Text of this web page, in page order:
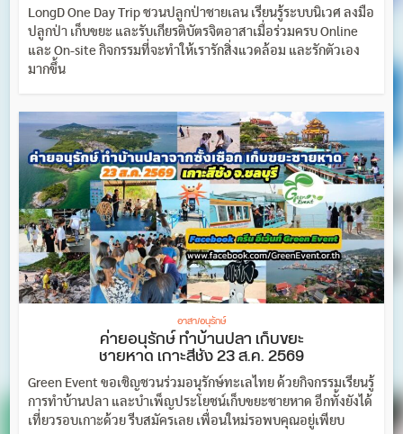
LongD One Day Trip ชวนปลูกป่าชายเลน เรียนรู้ระบบนิเวศ ลงมือ
ปลูกป่า เก็บขยะ และรับเกียรติบัตรจิตอาสาเมื่อร่วมครบ Online
และ On-site กิจกรรมที่จะทำให้เรารักสิ่งแวดล้อม และรักตัวเอง
มากขึ้น
อาสา/อนุรักษ์
ค่ายอนุรักษ์ ทำบ้านปลา เก็บขยะ
ชายหาด เกาะสีชัง 23 ส.ค. 2569
Green Event ขอเชิญชวนร่วมอนุรักษ์ทะเลไทย ด้วยกิจกรรมเรียนรู้
การทำบ้านปลา และบำเพ็ญประโยชน์เก็บขยะชายหาด อีกทั้งยังได้
เที่ยวรอบเกาะด้วย รีบสมัครเลย เพื่อนใหม่รอพบคุณอยู่เพียบ